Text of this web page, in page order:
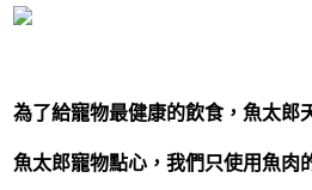
為了給寵物最健康的飲食，魚太郎
魚太郎寵物點心，我們只使用魚肉